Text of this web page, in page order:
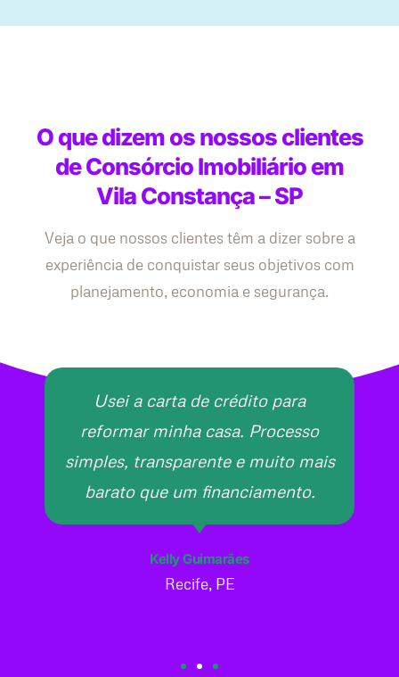
O que dizem os nossos clientes
de Consórcio Imobiliário em
Vila Constança – SP
Veja o que nossos clientes têm a dizer sobre a
experiência de conquistar seus objetivos com
planejamento, economia e segurança.
Usei a carta de crédito para
reformar minha casa. Processo
simples, transparente e muito mais
barato que um financiamento.
Kelly Guimarães
Recife, PE